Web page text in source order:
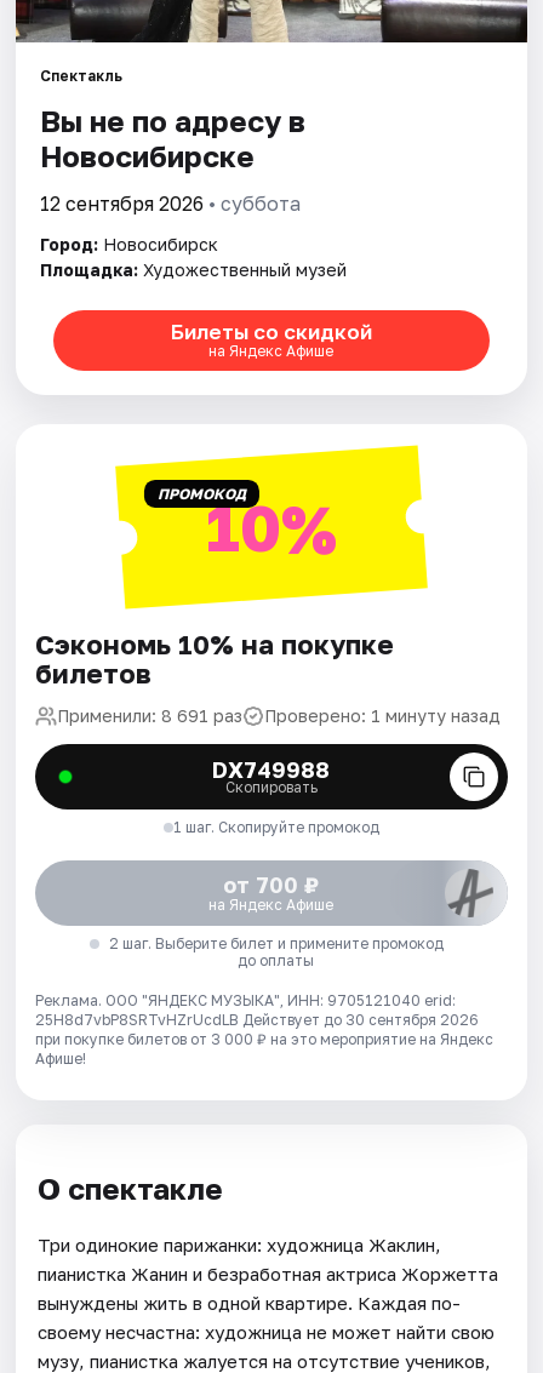
Площадки
Артисты
Спектакль
Вы не по адресу в
Новосибирске
12 сентября 2026 • суббота
Город: Новосибирск
Площадка: Художественный музей
Билеты со скидкой
на Яндекс Афише
ПРОМОКОД10%
Сэкономь 10% на покупке
билетов
Применили: 8 691 раз Проверено: 1 минуту назад
DX749988
Скопировать
1 шаг. Скопируйте промокод
от 700 ₽
на Яндекс Афише
2 шаг. Выберите билет и примените промокод
до оплаты
Реклама. ООО "ЯНДЕКС МУЗЫКА", ИНН: 9705121040 erid:
25H8d7vbP8SRTvHZrUcdLB Действует до 30 сентября 2026
при покупке билетов от 3 000 ₽ на это мероприятие на Яндекс
Афише!
О спектакле
Три одинокие парижанки: художница Жаклин,
пианистка Жанин и безработная актриса Жоржетта
вынуждены жить в одной квартире. Каждая по-
своему несчастна: художница не может найти свою
музу, пианистка жалуется на отсутствие учеников,